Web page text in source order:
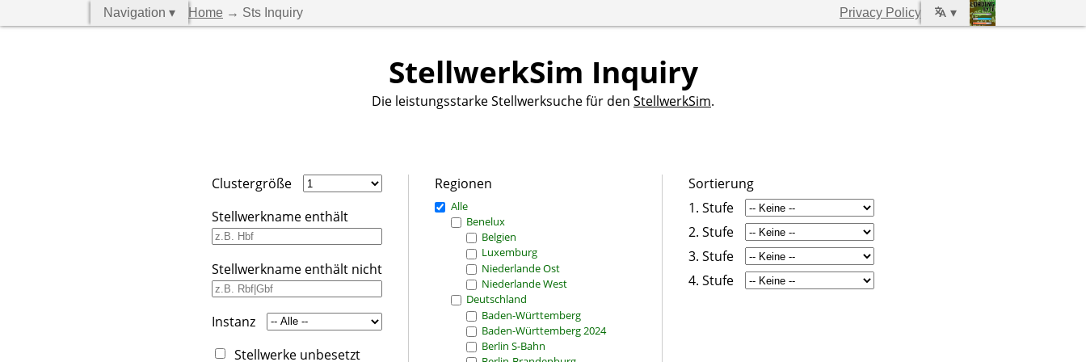
Navigation ▾ Home → Sts Inquiry Privacy Policy ▾
StellwerkSim Inquiry
Die leistungsstarke Stellwerksuche für den StellwerkSim.
Clustergröße
Stellwerkname enthält
Stellwerkname enthält nicht
Instanz
Stellwerke unbesetzt
Regionen
Alle
Benelux
Belgien
Luxemburg
Niederlande Ost
Niederlande West
Deutschland
Baden-Württemberg
Baden-Württemberg 2024
Berlin S-Bahn
Sortierung
1. Stufe
2. Stufe
3. Stufe
4. Stufe